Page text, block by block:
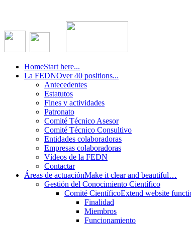
HomeStart here...
La FEDNOver 40 positions...
Antecedentes
Estatutos
Fines y actividades
Patronato
Comité Técnico Asesor
Comité Técnico Consultivo
Entidades colaboradoras
Empresas colaboradoras
Vídeos de la FEDN
Contactar
Áreas de actuaciónMake it clear and beautiful…
Gestión del Conocimiento Científico
Comité CientíficoExtend website
Finalidad
Miembros
Funcionamiento